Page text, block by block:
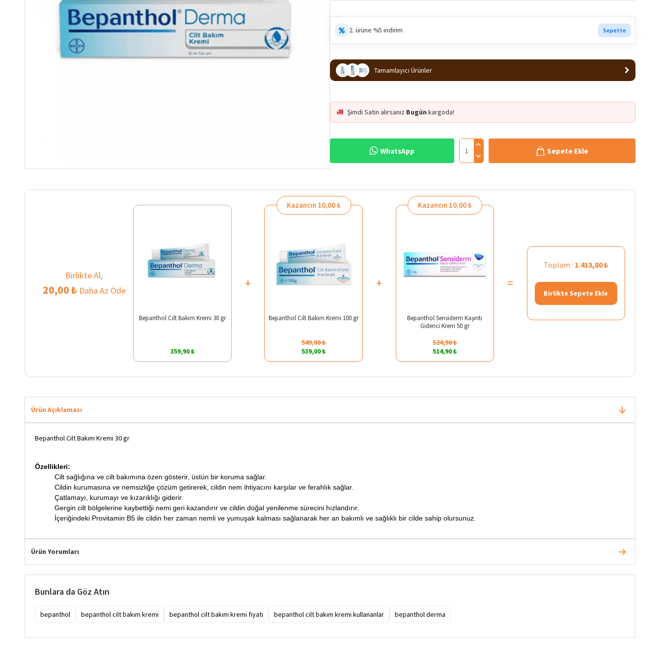
2. ürüne %5 indirim Sepette
Tamamlayıcı Ürünler
Şimdi Satın alırsanız Bugün kargoda!
WhatsApp Sepete Ekle
Birlikte Al,
20,00 ₺ Daha Az Öde
Bepanthol Cilt Bakım Kremi 30 gr
359,90 ₺
+
Kazancın 10,00 ₺
Bepanthol Cilt Bakım Kremi 100 gr
549,00 ₺
539,00 ₺
+
Kazancın 10,00 ₺
Bepanthol Sensiderm Kaşıntı
Giderici Krem 50 gr
524,90 ₺
514,90 ₺
=
Toplam : 1.413,80 ₺
Birlikte Sepete Ekle
Ürün Açıklaması
Bepanthol Cilt Bakım Kremi 30 gr
Özellikleri:
Cilt sağlığına ve cilt bakımına özen gösterir, üstün bir koruma sağlar.
Cildin kurumasına ve nemsizliğe çözüm getirerek, cildin nem ihtiyacını karşılar ve ferahlık sağlar.
Çatlamayı, kurumayı ve kızarıklığı giderir.
Gergin cilt bölgelerine kaybettiği nemi geri kazandırır ve cildin doğal yenilenme sürecini hızlandırır.
İçeriğindeki Provitamin B5 ile cildin her zaman nemli ve yumuşak kalması sağlanarak her an bakımlı ve sağlıklı bir cilde sahip olursunuz.
Ürün Yorumları
Bunlara da Göz Atın
bepanthol bepanthol cilt bakım kremi bepanthol cilt bakım kremi fiyatı bepanthol cilt bakım kremi kullananlar bepanthol derma